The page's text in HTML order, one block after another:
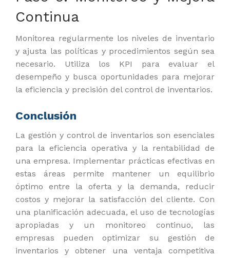
Continua
Monitorea regularmente los niveles de inventario
y ajusta las políticas y procedimientos según sea
necesario. Utiliza los KPI para evaluar el
desempeño y busca oportunidades para mejorar
la eficiencia y precisión del control de inventarios.
Conclusión
La gestión y control de inventarios son esenciales
para la eficiencia operativa y la rentabilidad de
una empresa. Implementar prácticas efectivas en
estas áreas permite mantener un equilibrio
óptimo entre la oferta y la demanda, reducir
costos y mejorar la satisfacción del cliente. Con
una planificación adecuada, el uso de tecnologías
apropiadas y un monitoreo continuo, las
empresas pueden optimizar su gestión de
inventarios y obtener una ventaja competitiva